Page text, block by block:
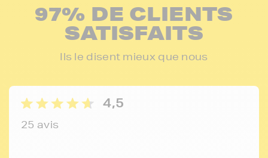
97% DE CLIENTS
SATISFAITS
Ils le disent mieux que nous
4,5
25 avis